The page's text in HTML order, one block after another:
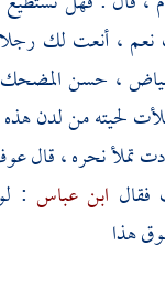
، أنعت لك
، حسن المضحك
لحيته من لدن هذه
تملأ نحره ، قال
ابن عباس :
هذا